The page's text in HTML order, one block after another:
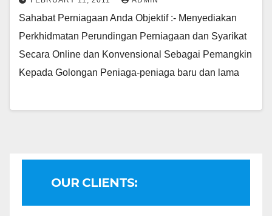
Sahabat Perniagaan Anda Objektif :- Menyediakan
Perkhidmatan Perundingan Perniagaan dan Syarikat
Secara Online dan Konvensional Sebagai Pemangkin
Kepada Golongan Peniaga-peniaga baru dan lama
OUR CLIENTS: